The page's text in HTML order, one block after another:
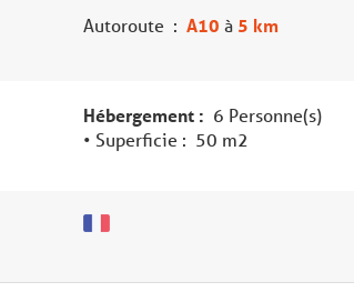
Autoroute : A10 à 5 km
Hébergement : 6 Personne(s)
• Superficie : 50 m2